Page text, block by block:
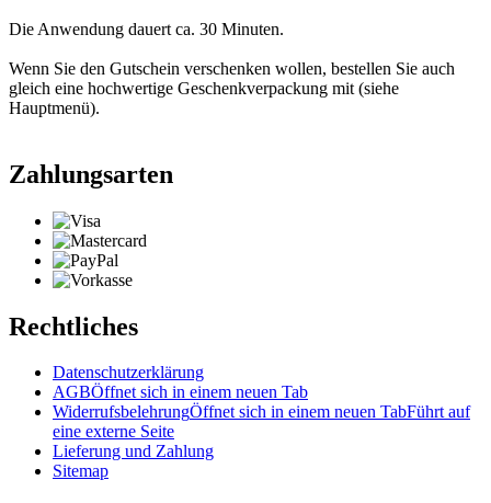
Die Anwendung dauert ca. 30 Minuten.
Wenn Sie den Gutschein verschenken wollen, bestellen Sie auch
gleich eine hochwertige Geschenkverpackung mit (siehe
Hauptmenü).
Zahlungsarten
Rechtliches
Datenschutzerklärung
AGBÖffnet sich in einem neuen Tab
WiderrufsbelehrungÖffnet sich in einem neuen TabFührt auf
eine externe Seite
Lieferung und Zahlung
Sitemap